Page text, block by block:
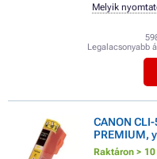
Legalacsonyabb
Melyik
CANON
PREMIUM,
Raktáron >